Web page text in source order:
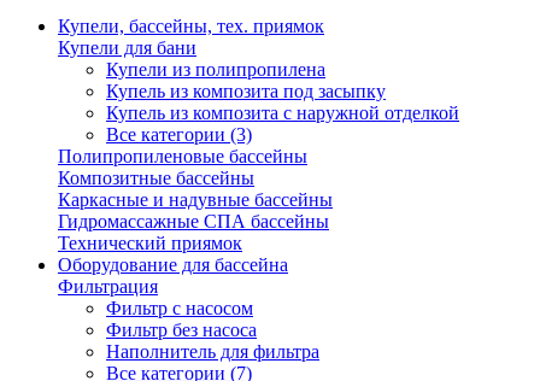
Купели, бассейны, тех. приямок
Купели для бани
Купели из полипропилена
Купель из композита под засыпку
Купель из композита с наружной отделкой
Все категории (3)
Полипропиленовые бассейны
Композитные бассейны
Каркасные и надувные бассейны
Гидромассажные СПА бассейны
Технический приямок
Оборудование для бассейна
Фильтрация
Фильтр с насосом
Фильтр без насоса
Наполнитель для фильтра
Все категории (7)